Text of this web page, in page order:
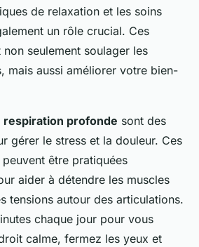
de relaxation et les soins
un rôle crucial. Ces
seulement soulager les
mais aussi améliorer votre bien-
respiration profonde sont des
gérer le stress et la douleur. Ces
être pratiquées
aider à détendre les muscles
tensions autour des articulations.
chaque jour pour vous
calme, fermez les yeux et